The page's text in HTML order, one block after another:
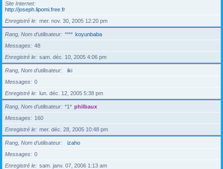
Site Internet
http://joseph.lipomi.free.fr
Enregistré le
mer. nov. 30, 2005 12:20 pm
Rang, Nom d’utilisateur **** koyunbaba
Messages
48
Enregistré le
sam. déc. 10, 2005 4:06 pm
Rang, Nom d’utilisateur
iki
Messages
0
Enregistré le
lun. déc. 12, 2005 5:38 pm
Rang, Nom d’utilisateur *1* philbaux
Messages
160
Enregistré le
mer. déc. 28, 2005 10:48 pm
Rang, Nom d’utilisateur
izaho
Messages
0
Enregistré le
sam. janv. 07, 2006 1:13 am